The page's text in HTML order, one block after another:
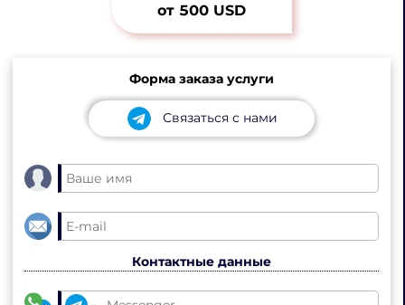
от 500 USD
Форма заказа услуги
Связаться с нами
Контактные данные